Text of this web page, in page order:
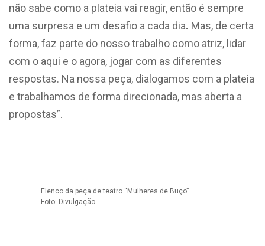
não sabe como a plateia vai reagir, então é sempre
uma surpresa e um desafio a cada dia. Mas, de certa
forma, faz parte do nosso trabalho como atriz, lidar
com o aqui e o agora, jogar com as diferentes
respostas. Na nossa peça, dialogamos com a plateia
e trabalhamos de forma direcionada, mas aberta a
propostas”.
Elenco da peça de teatro “Mulheres de Buço”.
Foto: Divulgação